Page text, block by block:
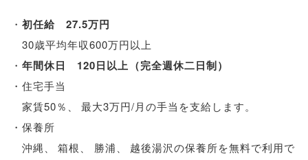
・ 初任給 27.5万円
30歳平均年収600万円以上
・ 年間休日 120日以上 （完全週休二日制）
・住宅手当
家賃50％
最大3万円/月の手当を支給します。
・保養所
沖縄
箱根 勝浦
越後湯沢の保養所を無料で利用で